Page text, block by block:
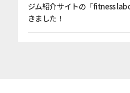
ジム紹介サイトの「fitness
きました！